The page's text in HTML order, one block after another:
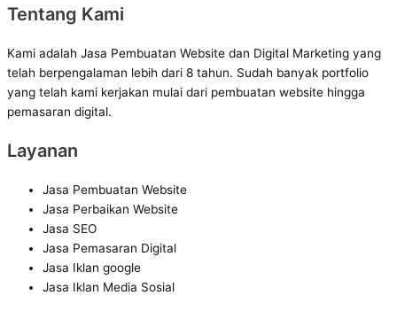
Tentang Kami
Kami adalah Jasa Pembuatan Website dan Digital Marketing yang
telah berpengalaman lebih dari 8 tahun. Sudah banyak portfolio
yang telah kami kerjakan mulai dari pembuatan website hingga
pemasaran digital.
Layanan
Jasa Pembuatan Website
Jasa Perbaikan Website
Jasa SEO
Jasa Pemasaran Digital
Jasa Iklan google
Jasa Iklan Media Sosial